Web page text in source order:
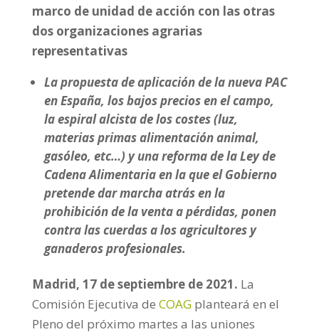
marco de unidad de acción con las otras
dos organizaciones agrarias
representativas
La propuesta de aplicación de la nueva PAC
en España, los bajos precios en el campo,
la espiral alcista de los costes (luz,
materias primas alimentación animal,
gasóleo, etc…) y una reforma de la Ley de
Cadena Alimentaria en la que el Gobierno
pretende dar marcha atrás en la
prohibición de la venta a pérdidas, ponen
contra las cuerdas a los agricultores y
ganaderos profesionales.
Madrid, 17 de septiembre de 2021. La
Comisión Ejecutiva de COAG planteará en el
Pleno del próximo martes a las uniones